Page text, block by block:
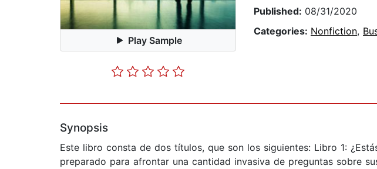
Play Sample
Published: 08/31/2020
Categories: Nonfiction,
Synopsis
Este libro consta de dos títulos, que son los siguientes: Libro 1:
preparado para afrontar una cantidad invasiva de preguntas sobre